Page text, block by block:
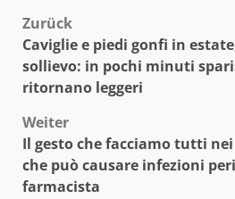
Beitragsnavigation
Zurück
Caviglie e piedi gonfi in
sollievo: in pochi minuti
ritornano leggeri
Weiter
Il gesto che facciamo tutti
che può causare infezioni
farmacista